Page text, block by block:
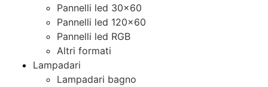
Pannelli led 30×60
Pannelli led 120×60
Pannelli led RGB
Altri formati
Lampadari
Lampadari bagno